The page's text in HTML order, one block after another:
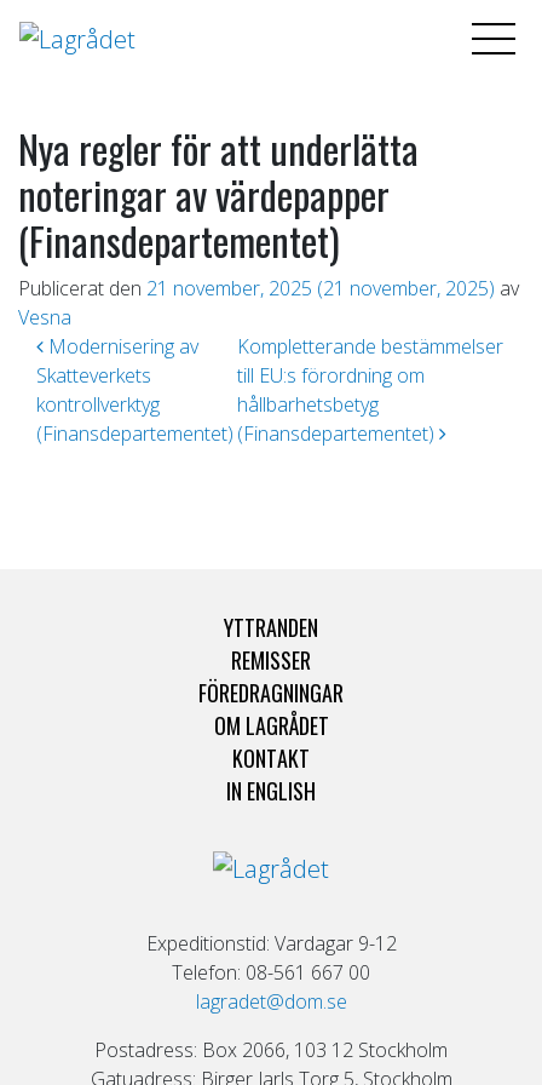
Nya regler för att underlätta
noteringar av värdepapper
(Finansdepartementet)
Publicerat den 21 november, 2025 (21 november, 2025) av
Vesna
Inläggsnavigering
Modernisering av
Skatteverkets
kontrollverktyg
(Finansdepartementet)
Kompletterande bestämmelser
till EU:s förordning om
hållbarhetsbetyg
(Finansdepartementet)
YTTRANDEN
REMISSER
FÖREDRAGNINGAR
OM LAGRÅDET
KONTAKT
IN ENGLISH
Expeditionstid: Vardagar 9-12
Telefon: 08-561 667 00
lagradet@dom.se
Postadress: Box 2066, 103 12 Stockholm
Gatuadress: Birger Jarls Torg 5, Stockholm